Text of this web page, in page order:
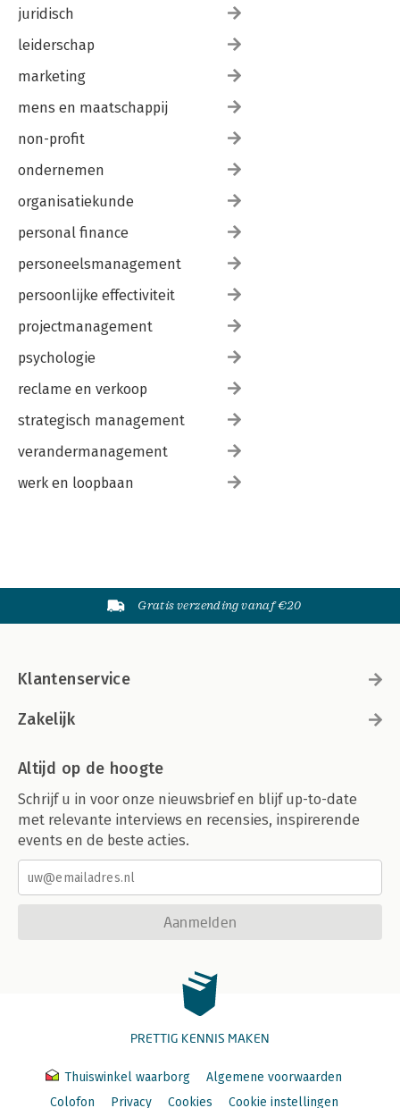
juridisch
leiderschap
marketing
mens en maatschappij
non-profit
ondernemen
organisatiekunde
personal finance
personeelsmanagement
persoonlijke effectiviteit
projectmanagement
psychologie
reclame en verkoop
strategisch management
verandermanagement
werk en loopbaan
Gratis verzending vanaf €20
Klantenservice
Zakelijk
Altijd op de hoogte
Schrijf u in voor onze nieuwsbrief en blijf up-to-date
met relevante interviews en recensies, inspirerende
events en de beste acties.
Aanmelden
PRETTIG KENNIS MAKEN
Thuiswinkel waarborg
Algemene voorwaarden
Colofon
Privacy Cookies Cookie instellingen